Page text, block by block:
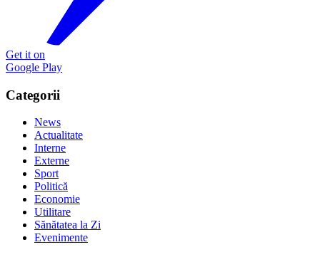
Get it on
Google Play
Categorii
News
Actualitate
Interne
Externe
Sport
Politică
Economie
Utilitare
Sănătatea la Zi
Evenimente